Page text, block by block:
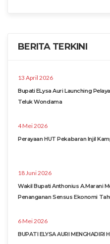
BERITA TERKINI
13 April 2026
Bupati ELysa Auri Launching
Teluk Wondama
4 Mei 2026
Perayaan HUT Pekabaran Injil
18 Juni 2026
Wakil Bupati Anthonius A.Marani
Penanganan Sensus Ekonomi
6 Mei 2026
BUPATI ELYSA AURI MENGHADIRI